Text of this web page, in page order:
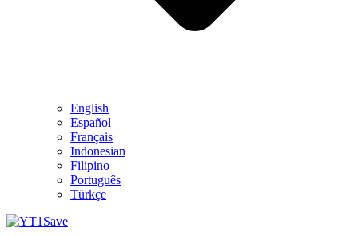
English
Español
Français
Indonesian
Filipino
Português
Türkçe